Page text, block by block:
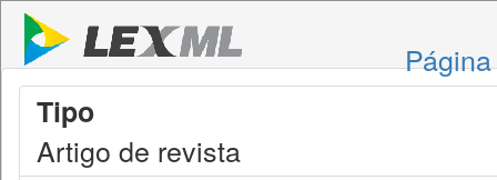
Tipo
Artigo de revista